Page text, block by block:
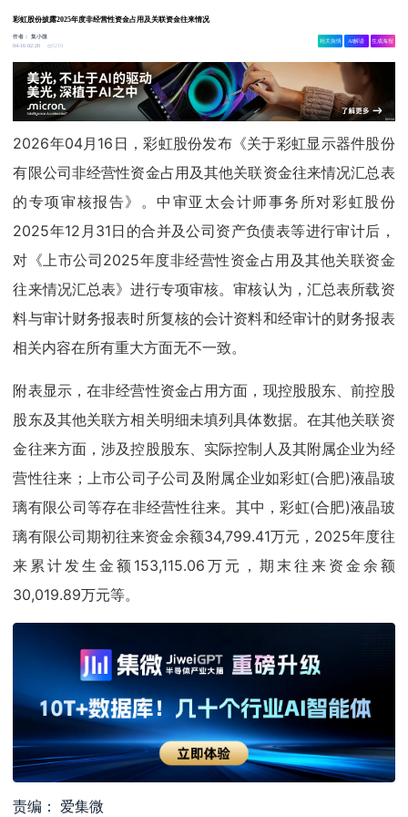
彩虹股份披露2025年度非经营性资金占用及关联资金往来情况
作者：集小微
04-16 02:20
5219
相关舆情 AI解读 生成海报
2026年04月16日，彩虹股份发布《关于彩虹显示器件股份
有限公司非经营性资金占用及其他关联资金往来情况汇总表
的专项审核报告》。中审亚太会计师事务所对彩虹股份
2025年12月31日的合并及公司资产负债表等进行审计后，
对《上市公司2025年度非经营性资金占用及其他关联资金
往来情况汇总表》进行专项审核。审核认为，汇总表所载资
料与审计财务报表时所复核的会计资料和经审计的财务报表
相关内容在所有重大方面无不一致。
附表显示，在非经营性资金占用方面，现控股股东、前控股
股东及其他关联方相关明细未填列具体数据。在其他关联资
金往来方面，涉及控股股东、实际控制人及其附属企业为经
营性往来；上市公司子公司及附属企业如彩虹(合肥)液晶玻
璃有限公司等存在非经营性往来。其中，彩虹(合肥)液晶玻
璃有限公司期初往来资金余额34,799.41万元，2025年度往
来累计发生金额153,115.06万元，期末往来资金余额
30,019.89万元等。
责编： 爱集微